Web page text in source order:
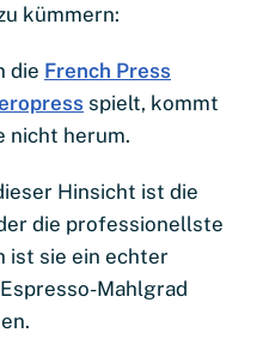
kümmern:
die French Press
spielt, kommt
nicht herum.
Hinsicht ist die
die professionellste
ist sie ein echter
Mahlgrad